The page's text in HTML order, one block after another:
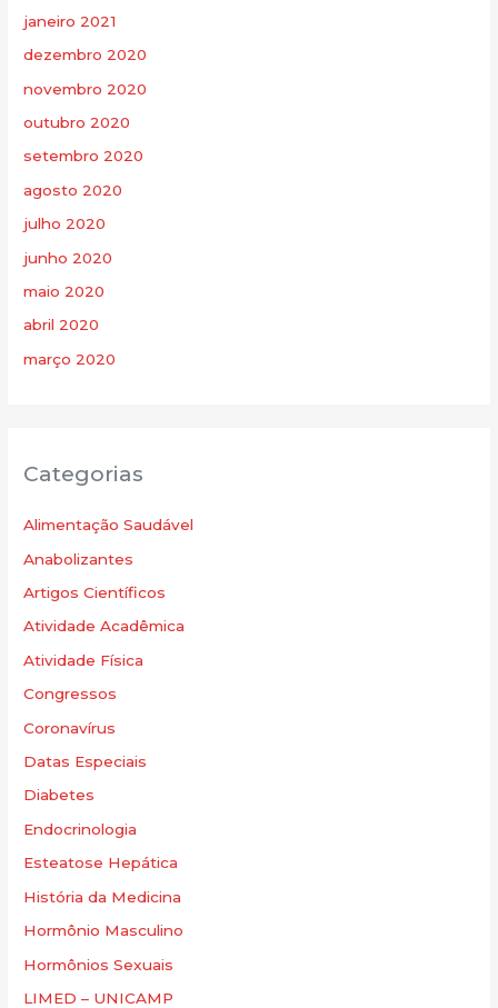
janeiro 2021
dezembro 2020
novembro 2020
outubro 2020
setembro 2020
agosto 2020
julho 2020
junho 2020
maio 2020
abril 2020
março 2020
Categorias
Alimentação Saudável
Anabolizantes
Artigos Científicos
Atividade Acadêmica
Atividade Física
Congressos
Coronavírus
Datas Especiais
Diabetes
Endocrinologia
Esteatose Hepática
História da Medicina
Hormônio Masculino
Hormônios Sexuais
LIMED – UNICAMP